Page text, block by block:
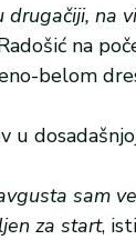
na
na
belom
u
sam
za start,